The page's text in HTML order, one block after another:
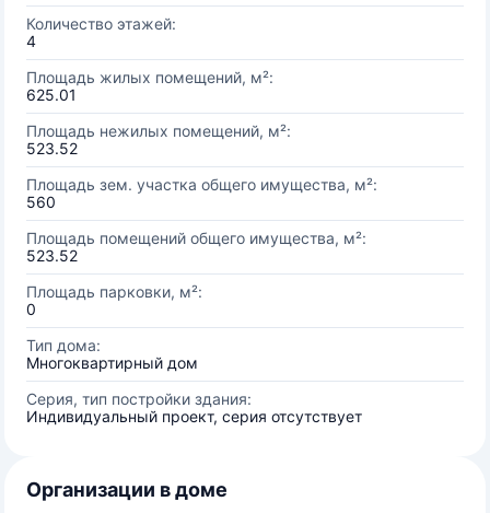
Количество этажей:
4
Площадь жилых помещений, м²:
625.01
Площадь нежилых помещений, м²:
523.52
Площадь зем. участка общего имущества, м²:
560
Площадь помещений общего имущества, м²:
523.52
Площадь парковки, м²:
0
Тип дома:
Многоквартирный дом
Серия, тип постройки здания:
Индивидуальный проект, серия отсутствует
Организации в доме